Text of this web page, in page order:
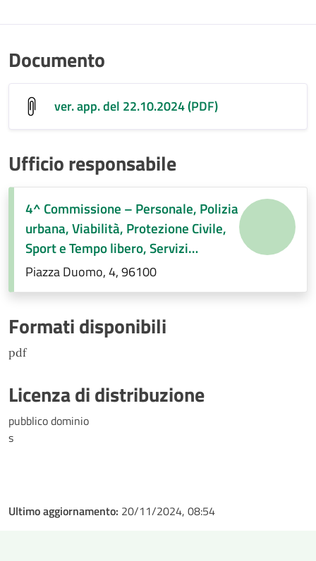
Documento
ver. app. del 22.10.2024 (PDF)
Ufficio responsabile
4^ Commissione – Personale, Polizia
urbana, Viabilità, Protezione Civile,
Sport e Tempo libero, Servizi
Demografici, Società partecipate,
Decentramento, Regolamenti di
Piazza Duomo, 4, 96100
Formati disponibili
pdf
Licenza di distribuzione
pubblico dominio
s
Ultimo aggiornamento: 20/11/2024, 08:54